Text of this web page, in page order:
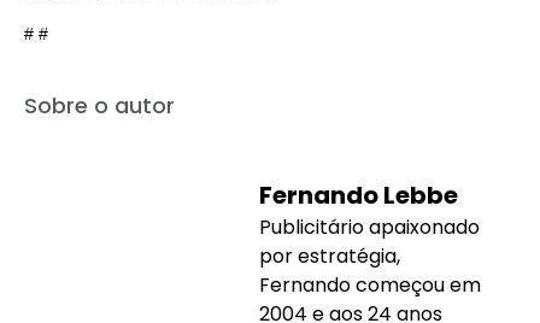
# #
Sobre o autor
Fernando Lebbe
Publicitário apaixonado
por estratégia,
Fernando começou em
2004 e aos 24 anos